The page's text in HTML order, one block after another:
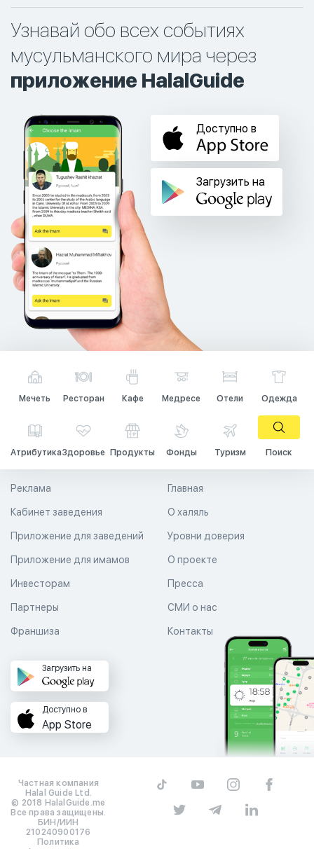
Узнавай обо всех событиях
мусульманского мира через
приложение HalalGuide
Доступно в
Загрузить на
Мечеть Ресторан Кафе Медресе Отели Одежда
АтрибутикаЗдоровье Продукты Фонды Туризм Поиск
Главная
О халяль
Уровни доверия
Реклама
Кабинет заведения
Приложение для заведений
Приложение для имамов О проекте
Пресса
СМИ о нас
Контакты
Инвесторам
Партнеры
Франшиза
Загрузить на
Доступно в
App Store
Частная компания
Halal Guide Ltd.
© 2018 HalalGuide.me
Все права защищены.
БИН/ИИН
210240900176
Политика